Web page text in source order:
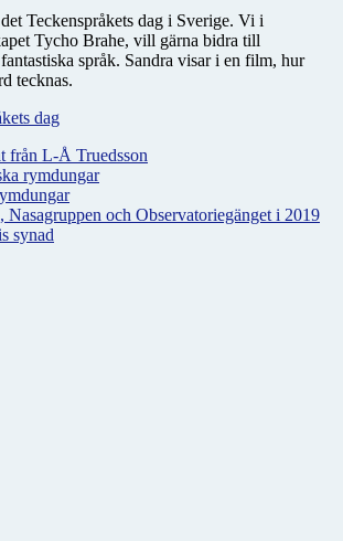
Teckenspråkets dag i Sverige. Vi i
Tycho Brahe, vill gärna bidra till
språk. Sandra visar i en film, hur
tecknas.
dag
från L-Å Truedsson
rymdungar
Nasagruppen och Observatoriegänget i 2019
synad